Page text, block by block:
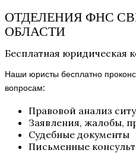
ОТДЕЛЕНИЯ ФНС
ОБЛАСТИ
Бесплатная юридическая
Наши юристы бесплатно
вопросам:
Правовой анализ
Заявления, жалобы,
Судебные документы
Письменные